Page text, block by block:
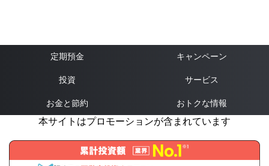
定期預金 キャンペーン
投資 サービス
お金と節約 おトクな情報
本サイトはプロモーションが含まれています